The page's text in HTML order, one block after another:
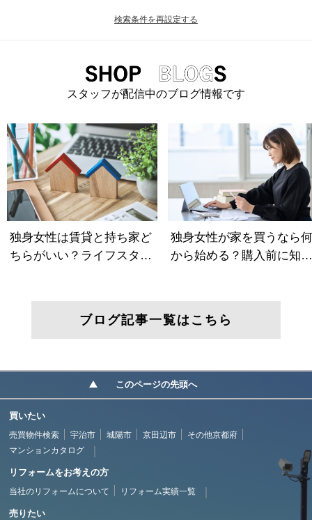
検索条件を再設定する
スタッフが配信中のブログ情報です
ブログ記事一覧はこちら
このページの先頭へ
買いたい
売買物件検索 宇治市 城陽市 京田辺市
その他京都府
マンションカタログ
リフォームをお考えの方
当社のリフォームについて リフォーム実績一覧
売りたい